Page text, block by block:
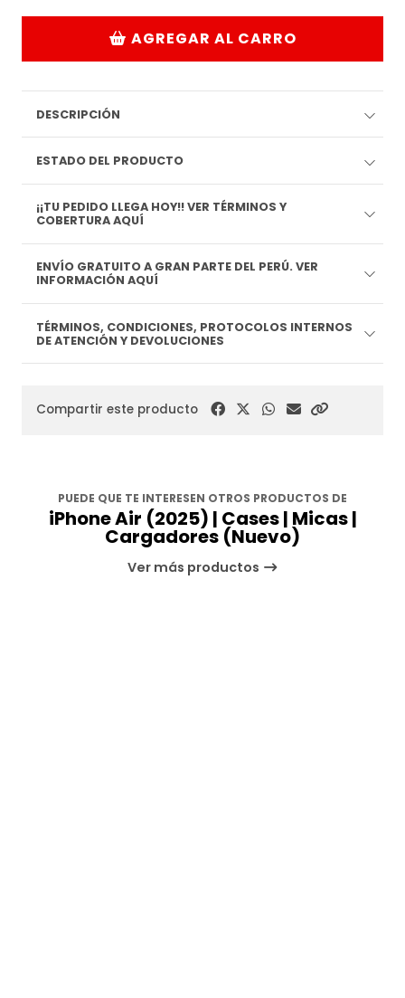
AGREGAR AL CARRO
DESCRIPCIÓN
ESTADO DEL PRODUCTO
¡¡TU PEDIDO LLEGA HOY!! VER TÉRMINOS Y
COBERTURA AQUÍ
ENVÍO GRATUITO A GRAN PARTE DEL PERÚ. VER
INFORMACIÓN AQUÍ
TÉRMINOS, CONDICIONES, PROTOCOLOS INTERNOS
DE ATENCIÓN Y DEVOLUCIONES
Compartir este producto
PUEDE QUE TE INTERESEN OTROS PRODUCTOS DE
iPhone Air (2025) | Cases | Micas |
Cargadores (Nuevo)
Ver más productos